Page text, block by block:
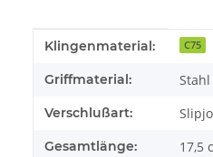
Produkteigenschaft
Wert
Klingenmaterial: C75
Griffmaterial: Stahl
Verschlußart:
Gesamtlänge: 17,5